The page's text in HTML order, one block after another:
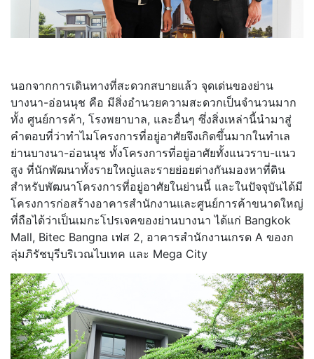
นอกจากการเดินทางที่สะดวกสบายแล้ว จุดเด่นของย่าน
บางนา-อ่อนนุช คือ มีสิ่งอำนวยความสะดวกเป็นจำนวนมาก
ทั้ง ศูนย์การค้า, โรงพยาบาล, และอื่นๆ ซึ่งสิ่งเหล่านี้นำมาสู่
คำตอบที่ว่าทำไมโครงการที่อยู่อาศัยจึงเกิดขึ้นมากในทำเล
ย่านบางนา-อ่อนนุช ทั้งโครงการที่อยู่อาศัยทั้งแนวราบ-แนว
สูง ที่นักพัฒนาทั้งรายใหญ่และรายย่อยต่างกันมองหาที่ดิน
สำหรับพัฒนาโครงการที่อยู่อาศัยในย่านนี้ และในปัจจุบันได้มี
โครงการก่อสร้างอาคารสำนักงานและศูนย์การค้าขนาดใหญ่
ที่ถือได้ว่าเป็นเมกะโปรเจคของย่านบางนา ได้แก่ Bangkok
Mall, Bitec Bangna เฟส 2, อาคารสำนักงานเกรด A ของก
ลุ่มภิรัชบุรีบริเวณไบเทค และ Mega City